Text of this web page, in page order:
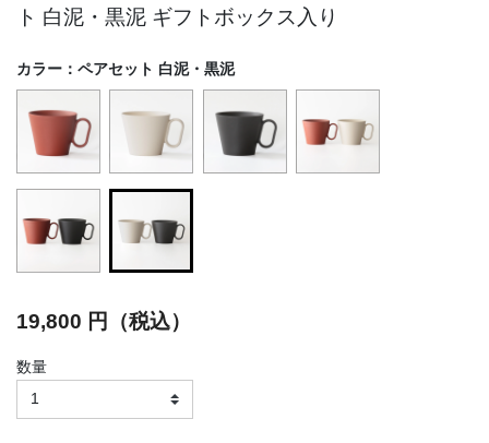
ト 白泥・黒泥 ギフトボックス入り
カラー： ペアセット 白泥・黒泥
19,800 円（税込）
数量